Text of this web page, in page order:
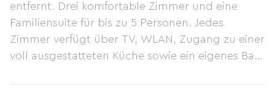
entfernt. Drei komfortable Zimmer und eine
Familiensuite für bis zu 5 Personen. Jedes
Zimmer verfügt über TV, WLAN, Zugang zu einer
voll ausgestatteten Küche sowie ein eigenes Bad